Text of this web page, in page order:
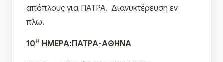
απόπλους για ΠΑΤΡΑ. Διανυκτέρευση εν
πλω.
10Η ΗΜΕΡΑ:ΠΑΤΡΑ-ΑΘΗΝΑ